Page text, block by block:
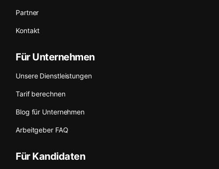
Partner
Kontakt
Für Unternehmen
Unsere Dienstleistungen
Tarif berechnen
Blog für Unternehmen
Arbeitgeber FAQ
Für Kandidaten